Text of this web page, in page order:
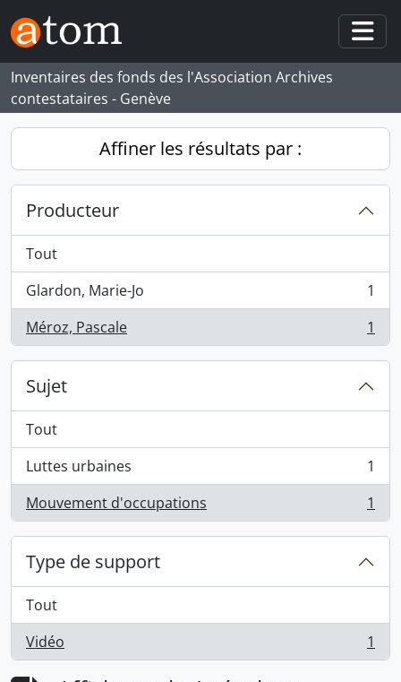
Skip to main content
Inventaires des fonds des l'Association Archives
contestataires - Genève
Affiner les résultats par :
Producteur
Tout
Glardon, Marie-Jo
, 1 résultats
1
Méroz, Pascale
, 1 résultats 1
Sujet
Tout
Luttes urbaines
, 1 résultats
1
Mouvement d'occupations
, 1 résultats 1
Type de support
Tout
Vidéo
, 1 résultats 1